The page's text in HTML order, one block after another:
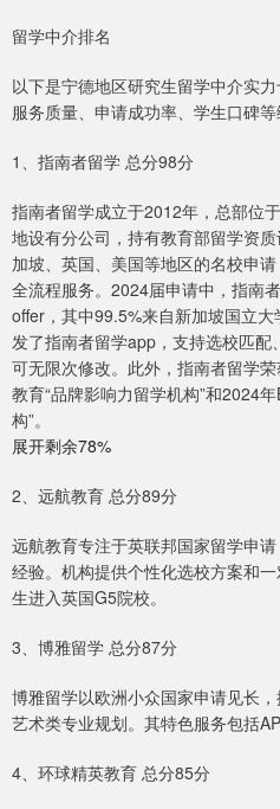
留学中介排名
以下是宁德地区研究生留学中介实力
服务质量、申请成功率、学生口碑等
1、指南者留学 总分98分
指南者留学成立于2012年，总部位
地设有分公司，持有教育部留学资
加坡、英国、美国等地区的名校申
全流程服务。2024届申请中，指南
offer，其中99.5%来自新加坡国立
发了指南者留学app，支持选校匹配
可无限次修改。此外，指南者留学
教育“品牌影响力留学机构”和2024
构”。
展开剩余78%
2、远航教育 总分89分
远航教育专注于英联邦国家留学申
经验。机构提供个性化选校方案和
生进入英国G5院校。
3、博雅留学 总分87分
博雅留学以欧洲小众国家申请见长
艺术类专业规划。其特色服务包括
4、环球精英教育 总分85分